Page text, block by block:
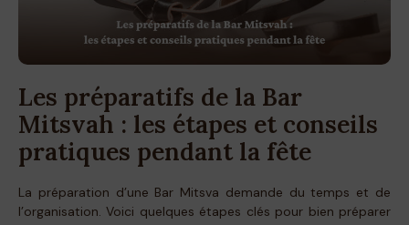
Les préparatifs de la Bar
Mitsvah : les étapes et conseils
pratiques pendant la fête
La préparation d’une Bar Mitsva demande du temps et de
l’organisation. Voici quelques étapes clés pour bien préparer